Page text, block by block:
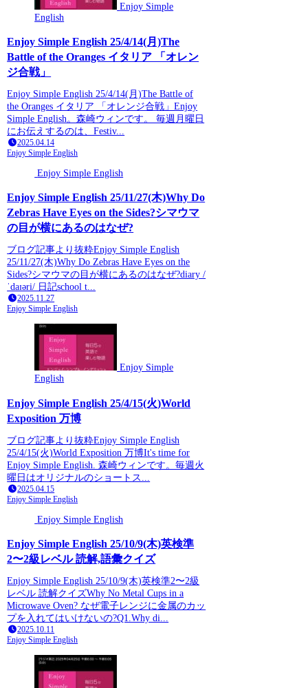
Enjoy Simple
English
Enjoy Simple English 25/4/14(月)The
Battle of the Oranges イタリア 「オレン
ジ合戦」
Enjoy Simple English 25/4/14(月)The Battle of
the Oranges イタリア 「オレンジ合戦」Enjoy
Simple English。森崎ウィンです。 毎週月曜日
にお伝えするのは、Festiv...
2025.04.14
Enjoy Simple English
Enjoy Simple English
Enjoy Simple English 25/11/27(木)Why Do
Zebras Have Eyes on the Sides?シマウマ
の目が横にあるのはなぜ?
ブログ記事より抜粋Enjoy Simple English
25/11/27(木)Why Do Zebras Have Eyes on the
Sides?シマウマの目が横にあるのはなぜ?diary /
ˈdaɪəri/ 日記school t...
2025.11.27
Enjoy Simple English
Enjoy Simple
English
Enjoy Simple English 25/4/15(火)World
Exposition 万博
ブログ記事より抜粋Enjoy Simple English
25/4/15(火)World Exposition 万博It's time for
Enjoy Simple English. 森崎ウィンです。毎週火
曜日はオリジナルのショートス...
2025.04.15
Enjoy Simple English
Enjoy Simple English
Enjoy Simple English 25/10/9(木)英検準
2〜2級レベル 読解,語彙クイズ
Enjoy Simple English 25/10/9(木)英検準2〜2級
レベル 読解クイズWhy No Metal Cups in a
Microwave Oven? なぜ電子レンジに金属のカッ
プを入れてはいけないの?Q1.Why di...
2025.10.11
Enjoy Simple English